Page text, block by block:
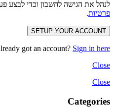
לנהל את הגישה לחשבון וכדי לבצע
פרטיות.
SETUP YOUR ACCOUNT
got an account? Sign in here
Close
Close
Categories